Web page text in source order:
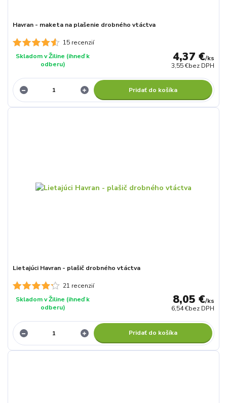
15 recenzií
Havran - maketa na plašenie drobného vtáctva
4,37 €/ks
3,55 €bez DPH
Skladom v Žiline (ihneď k
odberu)
Pridať do košíka
21 recenzií
Lietajúci Havran - plašič drobného vtáctva
8,05 €/ks
6,54 €bez DPH
Skladom v Žiline (ihneď k
odberu)
Pridať do košíka